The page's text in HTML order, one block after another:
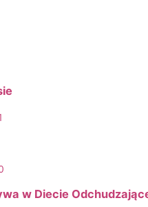
w Diecie